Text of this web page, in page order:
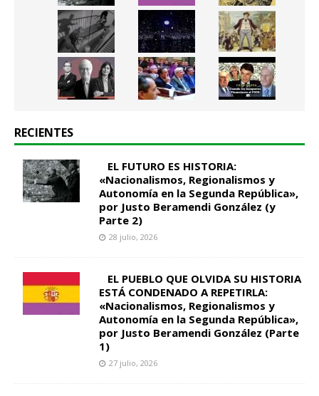
RECIENTES
EL FUTURO ES HISTORIA:
«Nacionalismos, Regionalismos y
Autonomía en la Segunda República»,
por Justo Beramendi González (y
Parte 2)
28 julio, 2026
EL PUEBLO QUE OLVIDA SU HISTORIA
ESTÁ CONDENADO A REPETIRLA:
«Nacionalismos, Regionalismos y
Autonomía en la Segunda República»,
por Justo Beramendi González (Parte
1)
27 julio, 2026